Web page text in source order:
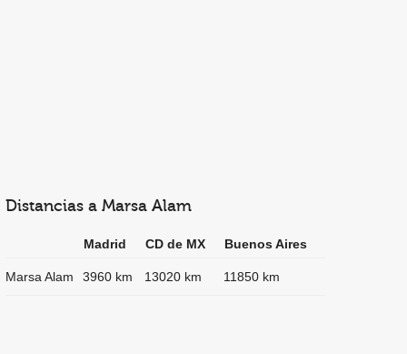
Distancias a Marsa Alam
Madrid CD de MX Buenos Aires
Marsa Alam 3960 km 13020 km 11850 km